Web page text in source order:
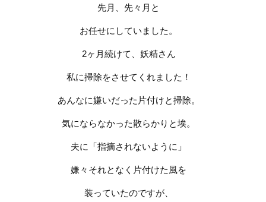
先月、先々月と
お任せにしていました。
2ヶ月続けて、 妖精さん
私に掃除をさせてくれました！
あんなに嫌いだった片付けと掃除。
気にならなかった散らかりと埃。
夫に「指摘されないように」
嫌々それとなく片付けた風を
装っていたのですが、